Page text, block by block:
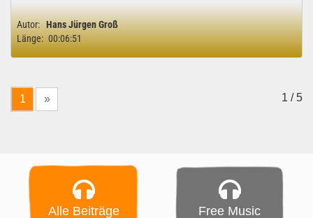
Autor: Hans Jürgen Groß
Länge: 00:06:51
1 » 1 / 5
Alle Beiträge Free Music